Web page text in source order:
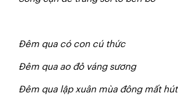
Đêm qua có con cú thức
Đêm qua ao đỏ váng sương
Đêm qua lập xuân mùa đông mất hút